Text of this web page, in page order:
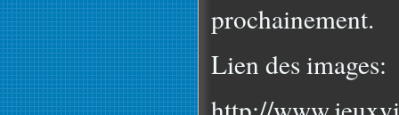
prochainement.
Lien des images: